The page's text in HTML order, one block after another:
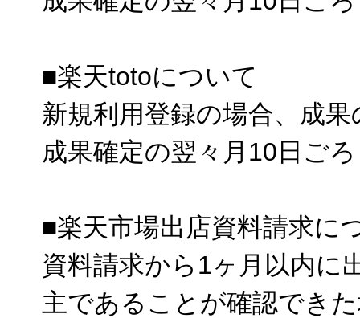
■楽天totoについて
新規利用登録の場合、成
成果確定の翌々月10日ご
■楽天市場出店資料請求に
資料請求から1ヶ月以内に
主であることが確認でき